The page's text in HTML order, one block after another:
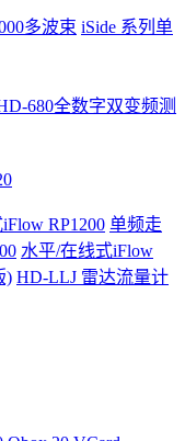
多波束 iSide 系列单
680全数字双变频测
RP1200 单频走
水平/在线式iFlow
) HD-LLJ 雷达流量计